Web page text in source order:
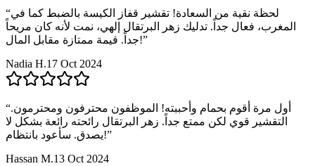
“لحظة نقية من السعادة! تقشير قفاز الكيسة بالضبط كما في
المغرب، فعال جداً. تدليك زهر البرتقال إلهي، نمت لأنه كان مريحاً
جداً. قيمة ممتازة مقابل المال!”
Nadia H.17 Oct 2024
“أول مرة أقوم بحمام وأحببته! الموظفون محترفون ومحترمون.
التقشير قوي لكن ممتع جداً. زهر البرتقال رائحته رائعة بشكل لا
يصدق. سأعود بانتظام!”
Hassan M.13 Oct 2024